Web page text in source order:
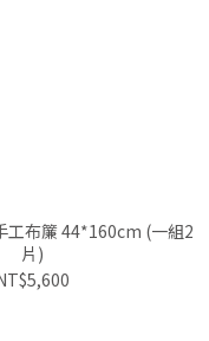
工布簾 44*160cm (一組2
片)